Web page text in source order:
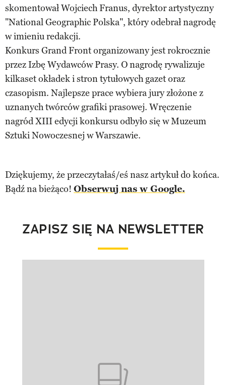
skomentował Wojciech Franus, dyrektor artystyczny
"National Geographic Polska", który odebrał nagrodę
w imieniu redakcji.
Konkurs Grand Front organizowany jest rokrocznie
przez Izbę Wydawców Prasy. O nagrodę rywalizuje
kilkaset okładek i stron tytułowych gazet oraz
czasopism. Najlepsze prace wybiera jury złożone z
uznanych twórców grafiki prasowej. Wręczenie
nagród XIII edycji konkursu odbyło się w Muzeum
Sztuki Nowoczesnej w Warszawie.
Dziękujemy, że przeczytałaś/eś nasz artykuł do końca.
Bądź na bieżąco! Obserwuj nas w Google.
ZAPISZ SIĘ NA NEWSLETTER